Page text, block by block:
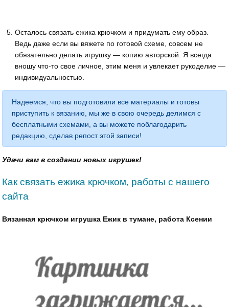
Осталось связать ежика крючком и придумать ему образ.
Ведь даже если вы вяжете по готовой схеме, совсем не
обязательно делать игрушку — копию авторской. Я всегда
вношу что-то свое личное, этим меня и увлекает рукоделие —
индивидуальностью.
Надеемся, что вы подготовили все материалы и готовы
приступить к вязанию, мы же в свою очередь делимся с
бесплатными схемами, а вы можете поблагодарить
редакцию, сделав репост этой записи!
Удачи вам в создании новых игрушек!
Как связать ежика крючком, работы с нашего
сайта
Вязанная крючком игрушка Ежик в тумане, работа Ксении